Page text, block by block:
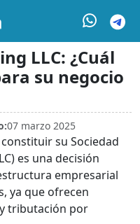
LLC: ¿Cuál
su negocio
07 marzo 2025
su Sociedad
es una decisión
empresarial
ya que ofrecen
tributación por